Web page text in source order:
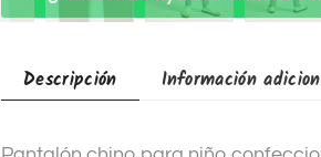
e
Descripción Información